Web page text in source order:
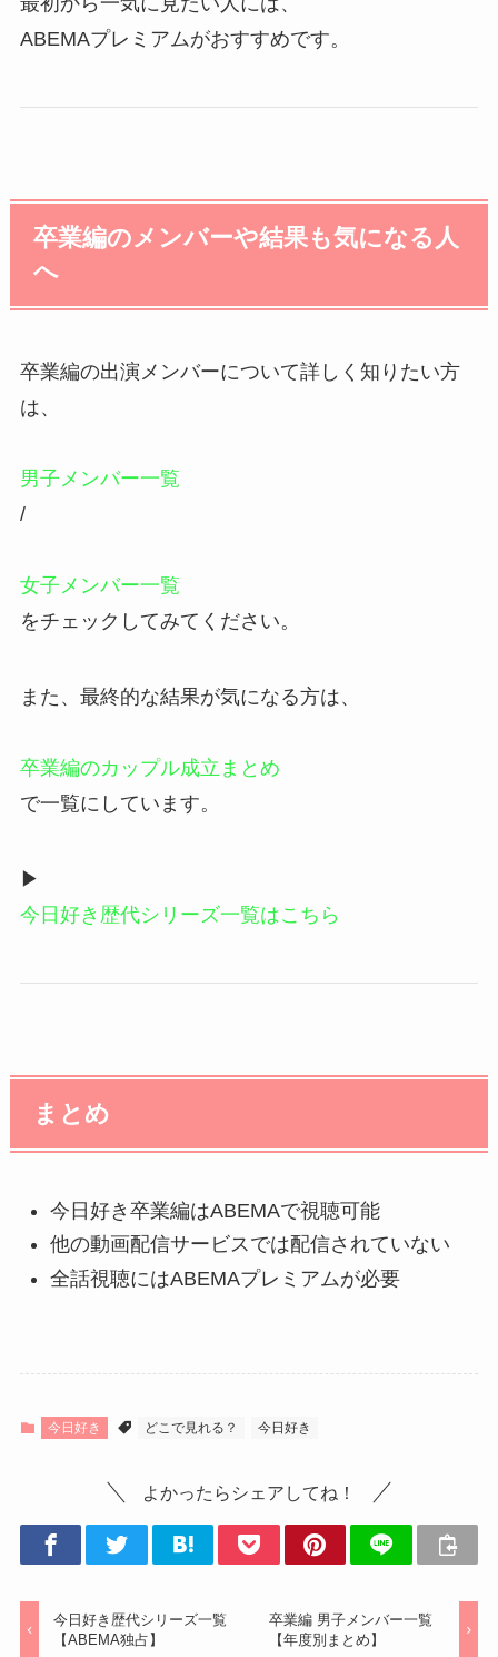
ABEMAプレミアムがおすすめです。
卒業編のメンバーや結果も気になる人
へ
卒業編の出演メンバーについて詳しく知りたい方
は、
男子メンバー一覧
/
女子メンバー一覧
をチェックしてみてください。
また、最終的な結果が気になる方は、
卒業編のカップル成立まとめ
で一覧にしています。
▶
今日好き歴代シリーズ一覧はこちら
まとめ
今日好き卒業編はABEMAで視聴可能
他の動画配信サービスでは配信されていない
全話視聴にはABEMAプレミアムが必要
今日好き どこで見れる？ 今日好き
よかったらシェアしてね！
今日好き歴代シリーズ一覧
【ABEMA独占】
卒業編 男子メンバー一覧
【年度別まとめ】